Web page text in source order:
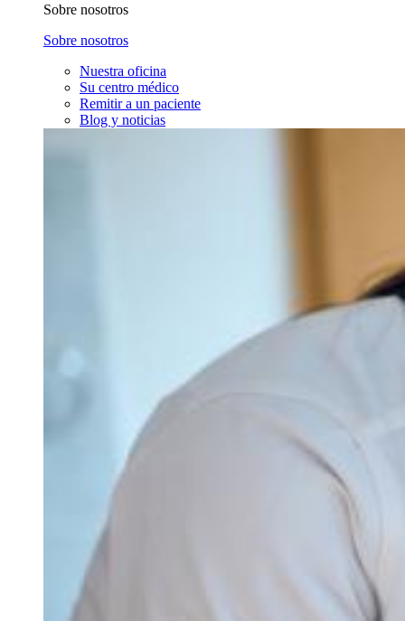
Sobre nosotros
Sobre nosotros
Nuestra oficina
Su centro médico
Remitir a un paciente
Blog y noticias